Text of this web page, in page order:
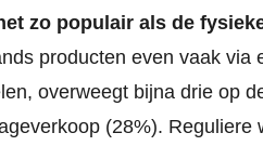
zo populair als de
producten even vaak
overweegt bijna drie op
(28%).